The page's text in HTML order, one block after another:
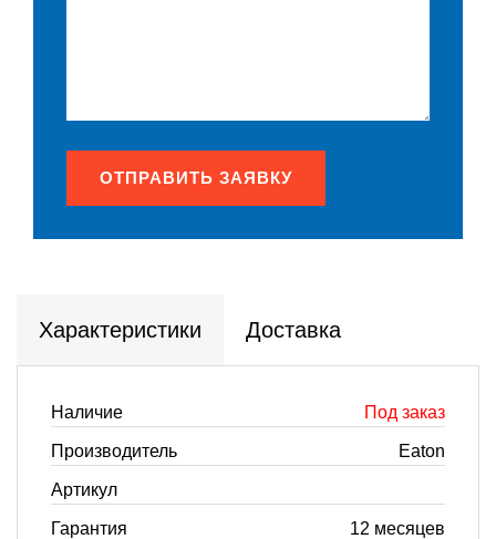
ОТПРАВИТЬ ЗАЯВКУ
Характеристики Доставка
Наличие Под заказ
Производитель Eaton
Артикул
Гарантия 12 месяцев